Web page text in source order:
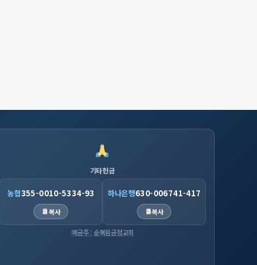
기타헌금
농협355-0010-5334-93
복사
하나은행630-006741-417
복사
예금주 : 순복음금정교회